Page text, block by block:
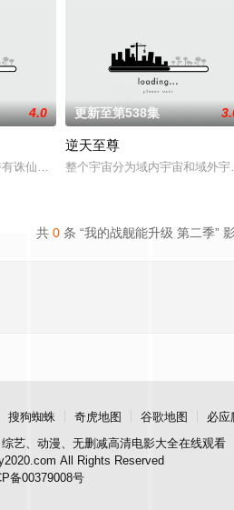
绑定，
4.0
诛仙图而遭人暗算，残魂沉睡万年之后，
更新至第538集
逆天至尊
整个宇宙分为域内宇宙和域外
共 0 条 “我的战舰能升级 第二季”
搜狗蜘蛛 奇虎地图 谷歌地图
必应
艺、动漫、无删减高清电影大全在线观看
All Rights Reserved
备00379008号